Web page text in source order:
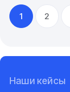
1 2
Наши кейсы